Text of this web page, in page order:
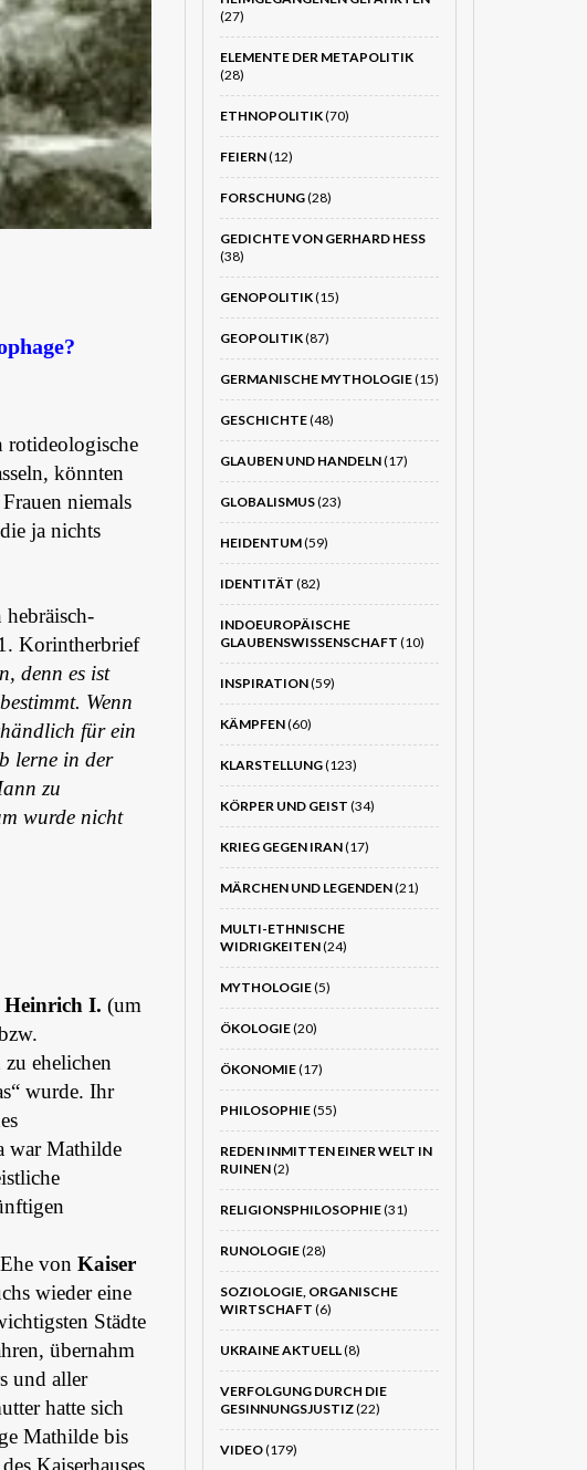
rotideologische
könnten
niemals
ja nichts
hebräisch-
Korintherbrief
denn es ist
Wenn
für ein
lerne in der
zu
wurde nicht
Heinrich I. (um
ehelichen
wurde. Ihr
war Mathilde
von Kaiser
wieder eine
Städte
übernahm
und aller
hatte sich
Mathilde bis
Kaiserhauses
(27)
ELEMENTE DER METAPOLITIK
(28)
ETHNOPOLITIK(70)
FEIERN(12)
FORSCHUNG(28)
GEDICHTE VON GERHARD HESS
(38)
GENOPOLITIK(15)
GEOPOLITIK(87)
GERMANISCHE MYTHOLOGIE(15)
GESCHICHTE(48)
GLAUBEN UND HANDELN(17)
GLOBALISMUS(23)
HEIDENTUM(59)
IDENTITÄT (82)
INDOEUROPÄISCHE
GLAUBENSWISSENSCHAFT (10)
INSPIRATION(59)
KÄMPFEN(60)
KLARSTELLUNG(123)
KÖRPER UND GEIST (34)
KRIEG GEGEN IRAN(17)
MÄRCHEN UND LEGENDEN(21)
MULTI-ETHNISCHE
WIDRIGKEITEN(24)
MYTHOLOGIE(5)
ÖKOLOGIE(20)
ÖKONOMIE(17)
PHILOSOPHIE(55)
REDEN INMITTEN EINER WELT IN
RUINEN(2)
RELIGIONSPHILOSOPHIE(31)
RUNOLOGIE(28)
SOZIOLOGIE, ORGANISCHE
WIRTSCHAFT (6)
UKRAINE AKTUELL(8)
VERFOLGUNG DURCH DIE
GESINNUNGSJUSTIZ(22)
VIDEO(179)